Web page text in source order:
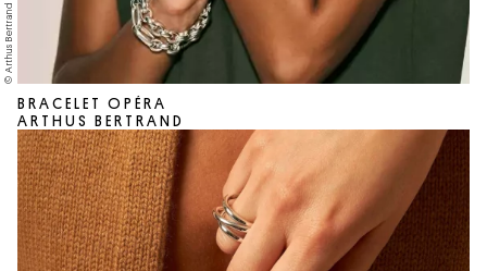
© Arthus Bertrand
BRACELET OPÉRA
ARTHUS BERTRAND